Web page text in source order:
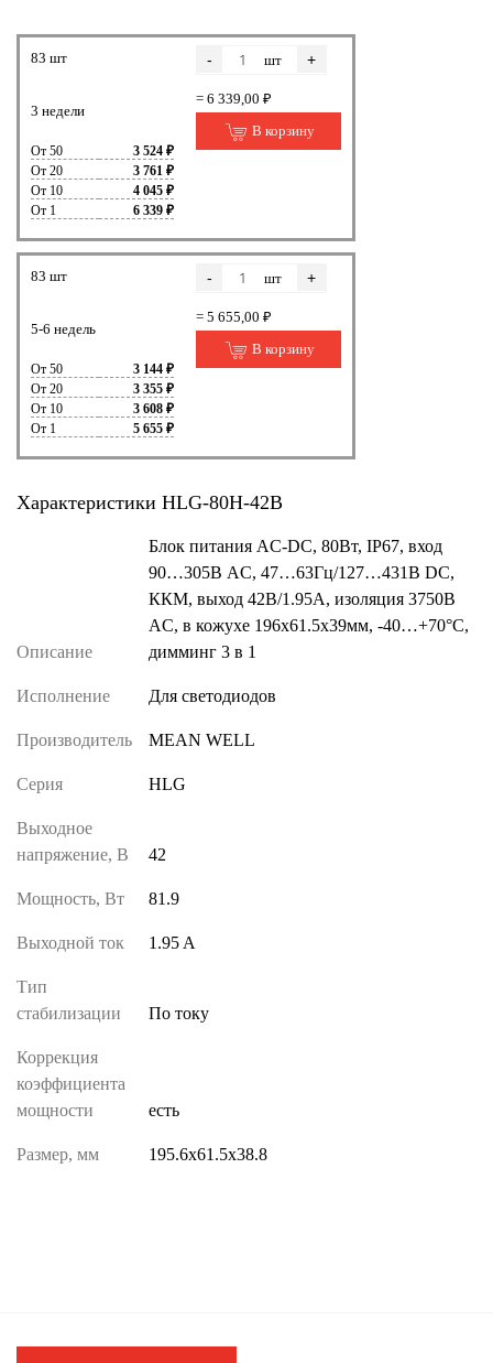
83 шт
3 недели
От 50
3 524 ₽
От 20
3 761 ₽
От 10
4 045 ₽
От 1
6 339 ₽
- шт +
= 6 339,00 ₽
В корзину
83 шт
5-6 недель
От 50
3 144 ₽
От 20
3 355 ₽
От 10
3 608 ₽
От 1
5 655 ₽
- шт +
= 5 655,00 ₽
В корзину
Характеристики HLG-80H-42B
Описание
Блок питания AC-DC, 80Вт, IP67, вход
90…305В AC, 47…63Гц/127…431В DC,
ККМ, выход 42В/1.95А, изоляция 3750В
AC, в кожухе 196х61.5х39мм, -40…+70°С,
димминг 3 в 1
Исполнение Для светодиодов
Производитель MEAN WELL
Серия HLG
Выходное
напряжение, В
42
Мощность, Вт 81.9
Выходной ток 1.95 A
Тип
стабилизации
По току
Коррекция
коэффициента
мощности
есть
Размер, мм 195.6х61.5х38.8